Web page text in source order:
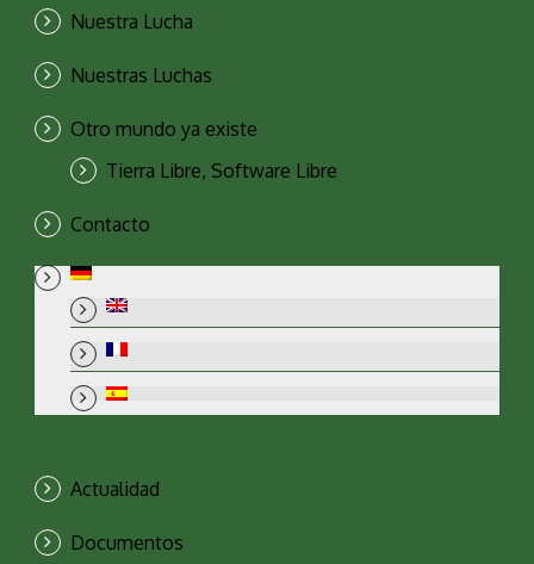
Nuestra Lucha
Nuestras Luchas
Otro mundo ya existe
Tierra Libre, Software Libre
Contacto
Actualidad
Documentos